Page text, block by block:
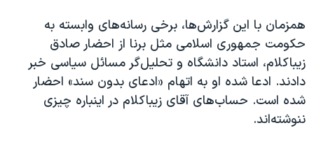
همزمان با این گزارش‌ها، برخی رسانه‌های وابسته به
حکومت جمهوری اسلامی مثل برنا از احضار صادق
زیباکلام، استاد دانشگاه و تحلیل‌گر مسائل سیاسی خبر
دادند. ادعا شده او به اتهام «ادعای بدون سند» احضار
شده است. حساب‌های آقای زیباکلام در اینباره چیزی
ننوشته‌اند.